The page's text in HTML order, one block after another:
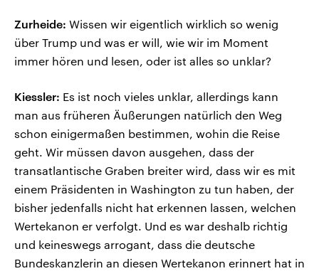
Zurheide: Wissen wir eigentlich wirklich so wenig
über Trump und was er will, wie wir im Moment
immer hören und lesen, oder ist alles so unklar?
Kiessler: Es ist noch vieles unklar, allerdings kann
man aus früheren Äußerungen natürlich den Weg
schon einigermaßen bestimmen, wohin die Reise
geht. Wir müssen davon ausgehen, dass der
transatlantische Graben breiter wird, dass wir es mit
einem Präsidenten in Washington zu tun haben, der
bisher jedenfalls nicht hat erkennen lassen, welchen
Wertekanon er verfolgt. Und es war deshalb richtig
und keineswegs arrogant, dass die deutsche
Bundeskanzlerin an diesen Wertekanon erinnert hat in